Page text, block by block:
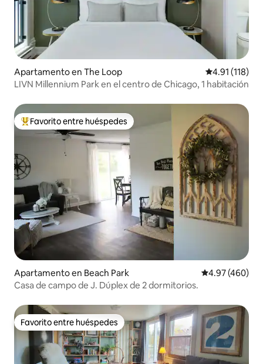
Apartamento en The Loop Calificación
4.91 (118)
LIVN Millennium Park en el centro de Chicago, 1 habitación
Favorito entre huéspedes preferido
Favorito entre huéspedes
Apartamento en Beach Park Calificación
4.97 (460)
Casa de campo de J. Dúplex de 2 dormitorios.
Favorito entre huéspedes
Favorito entre huéspedes